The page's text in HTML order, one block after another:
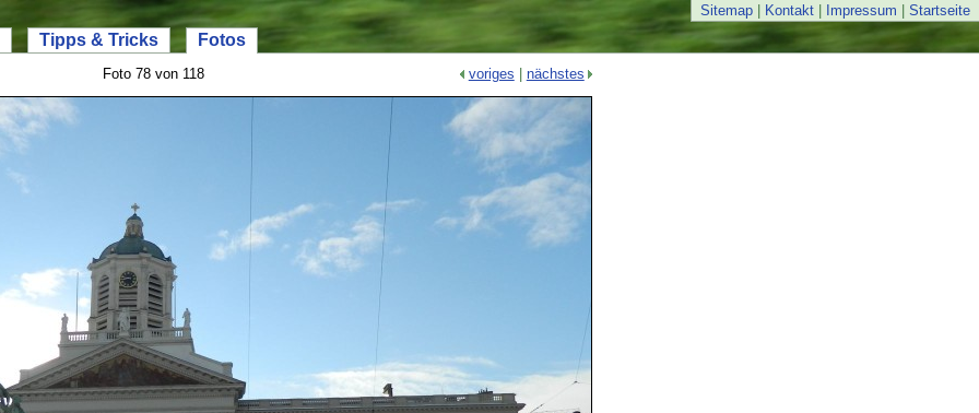
Sitemap Kontakt Impressum Startseite
Tipps & Tricks Fotos
Foto 78 von 118 voriges nächstes